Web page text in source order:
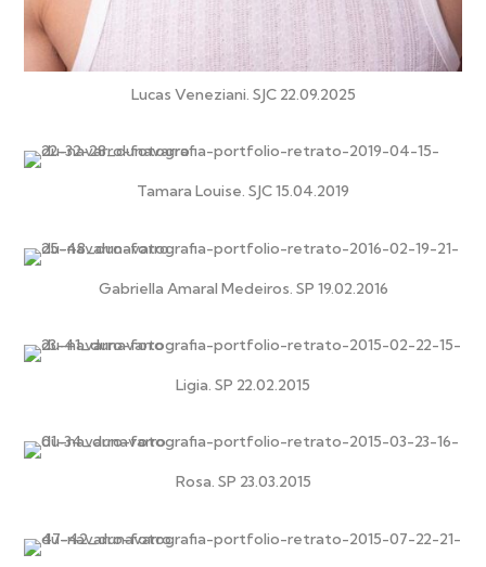
Lucas Veneziani. SJC 22.09.2025
Tamara Louise. SJC 15.04.2019
Gabriella Amaral Medeiros. SP 19.02.2016
Ligia. SP 22.02.2015
Rosa. SP 23.03.2015